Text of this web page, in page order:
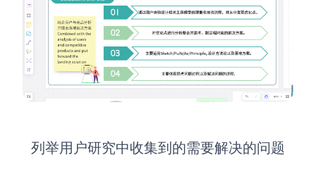
列举用户研究中收集到的需要解决的问题